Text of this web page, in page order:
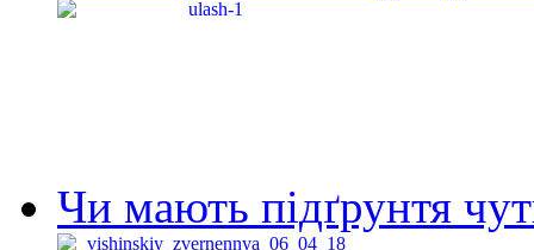
Чи мають підґрунтя